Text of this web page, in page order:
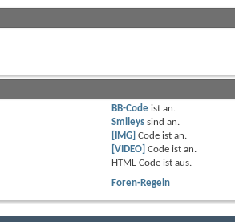
BB-Code istan.
Smileys sindan.
[IMG] Code istan.
[VIDEO] Code istan.
HTML-Code istaus.
Foren-Regeln